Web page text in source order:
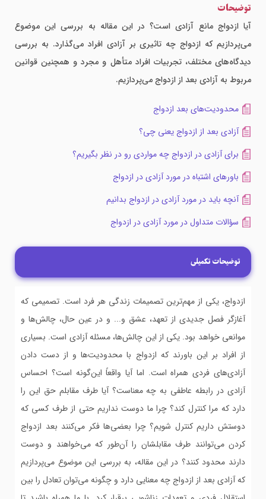
توضیحات
آیا ازدواج مانع آزادی است؟ در این مقاله به بررسی این موضوع
می‌پردازیم که ازدواج چه تاثیری بر آزادی افراد می‌گذارد. به بررسی
دیدگاه‌های مختلف، تجربیات افراد متأهل و مجرد و همچنین قوانین
مربوط به آزادی بعد از ازدواج می‌پردازیم.
محدودیت‌های بعد ازدواج
آزادی بعد از ازدواج یعنی چی؟
برای آزادی در ازدواج چه مواردی رو در نظر بگیریم؟
باورهای اشتباه در مورد آزادی در ازدواج
آنچه باید در مورد آزادی در ازدواج بدانیم
سؤالات متداول در مورد آزادی در ازدواج
توضیحات تکمیلی
ازدواج، یکی از مهم‌ترین تصمیمات زندگی هر فرد است. تصمیمی که
آغازگر فصل جدیدی از تعهد، عشق و... و در عین حال، چالش‌ها و
موانعی خواهد بود. یکی از این چالش‌ها، مسئله آزادی است. بسیاری
از افراد بر این باورند که ازدواج با محدودیت‌ها و از دست دادن
آزادی‌های فردی همراه است. اما آیا واقعاً این‌گونه است؟ احساس
آزادی در رابطه عاطفی به چه معناست؟ آیا طرف مقابلم حق این را
دارد که مرا کنترل کند؟ چرا ما دوست نداریم حتی از طرف کسی که
دوستش داریم کنترل شویم؟ چرا بعضی‌ها فکر می‌کنند بعد ازدواج
کردن می‌توانند طرف مقابلشان را آن‌طور که می‌خواهند و دوست
دارند محدود کنند؟ در این مقاله، به بررسی این موضوع می‌پردازیم
که آزادی بعد از ازدواج چه معنایی دارد و چگونه می‌توان تعادل را بین